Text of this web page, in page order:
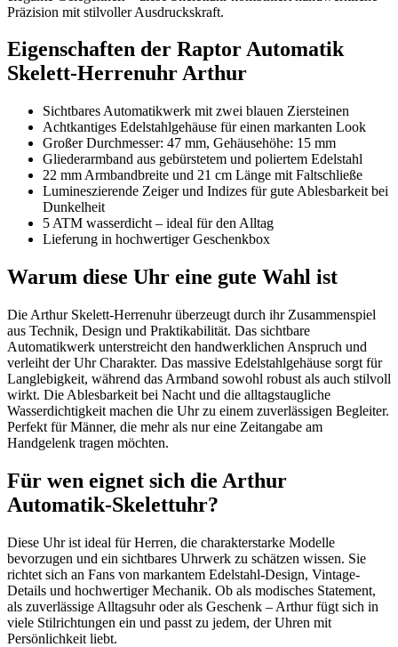
Präzision mit stilvoller Ausdruckskraft.
Eigenschaften der Raptor Automatik
Skelett-Herrenuhr Arthur
Sichtbares Automatikwerk mit zwei blauen Ziersteinen
Achtkantiges Edelstahlgehäuse für einen markanten Look
Großer Durchmesser: 47 mm, Gehäusehöhe: 15 mm
Gliederarmband aus gebürstetem und poliertem Edelstahl
22 mm Armbandbreite und 21 cm Länge mit Faltschließe
Lumineszierende Zeiger und Indizes für gute Ablesbarkeit bei
Dunkelheit
5 ATM wasserdicht – ideal für den Alltag
Lieferung in hochwertiger Geschenkbox
Warum diese Uhr eine gute Wahl ist
Die Arthur Skelett-Herrenuhr überzeugt durch ihr Zusammenspiel
aus Technik, Design und Praktikabilität. Das sichtbare
Automatikwerk unterstreicht den handwerklichen Anspruch und
verleiht der Uhr Charakter. Das massive Edelstahlgehäuse sorgt für
Langlebigkeit, während das Armband sowohl robust als auch stilvoll
wirkt. Die Ablesbarkeit bei Nacht und die alltagstaugliche
Wasserdichtigkeit machen die Uhr zu einem zuverlässigen Begleiter.
Perfekt für Männer, die mehr als nur eine Zeitangabe am
Handgelenk tragen möchten.
Für wen eignet sich die Arthur
Automatik-Skelettuhr?
Diese Uhr ist ideal für Herren, die charakterstarke Modelle
bevorzugen und ein sichtbares Uhrwerk zu schätzen wissen. Sie
richtet sich an Fans von markantem Edelstahl-Design, Vintage-
Details und hochwertiger Mechanik. Ob als modisches Statement,
als zuverlässige Alltagsuhr oder als Geschenk – Arthur fügt sich in
viele Stilrichtungen ein und passt zu jedem, der Uhren mit
Persönlichkeit liebt.